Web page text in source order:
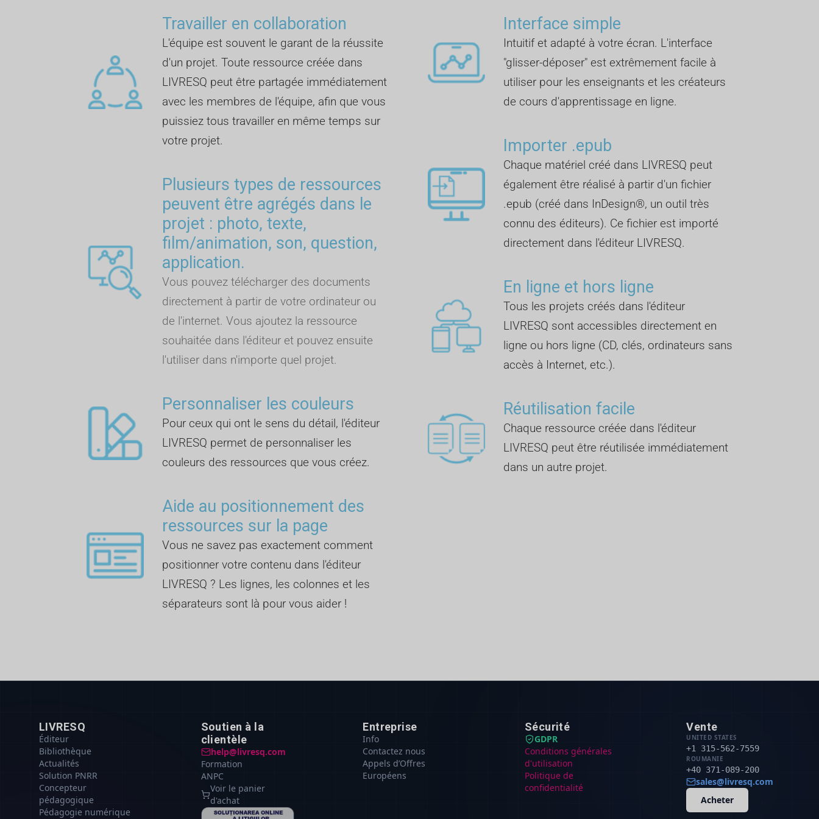
Travailler en collaboration
L'équipe est souvent le garant de la réussite
d'un projet. Toute ressource créée dans
LIVRESQ peut être partagée immédiatement
avec les membres de l'équipe, afin que vous
puissiez tous travailler en même temps sur
votre projet.
Plusieurs types de ressources
peuvent être agrégés dans le
projet : photo, texte,
film/animation, son, question,
application.
Vous pouvez télécharger des documents
directement à partir de votre ordinateur ou
de l'internet. Vous ajoutez la ressource
souhaitée dans l'éditeur et pouvez ensuite
l'utiliser dans n'importe quel projet.
Personnaliser les couleurs
Pour ceux qui ont le sens du détail, l'éditeur
LIVRESQ permet de personnaliser les
couleurs des ressources que vous créez.
Aide au positionnement des
ressources sur la page
Vous ne savez pas exactement comment
positionner votre contenu dans l'éditeur
LIVRESQ ? Les lignes, les colonnes et les
séparateurs sont là pour vous aider !
Interface simple
Intuitif et adapté à votre écran. L'interface
"glisser-déposer" est extrêmement facile à
utiliser pour les enseignants et les créateurs
de cours d'apprentissage en ligne.
Importer .epub
Chaque matériel créé dans LIVRESQ peut
également être réalisé à partir d'un fichier
.epub (créé dans InDesign®, un outil très
connu des éditeurs). Ce fichier est importé
directement dans l'éditeur LIVRESQ.
En ligne et hors ligne
Tous les projets créés dans l'éditeur
LIVRESQ sont accessibles directement en
ligne ou hors ligne (CD, clés, ordinateurs sans
accès à Internet, etc.).
Réutilisation facile
Chaque ressource créée dans l'éditeur
LIVRESQ peut être réutilisée immédiatement
dans un autre projet.
LIVRESQ
Éditeur
Bibliothèque
Actualités
Solution PNRR
Concepteur
pédagogique
Pédagogie numérique
Soutien à la
clientèle
help@livresq.com
Formation
ANPC
Voir le panier
d'achat
Entreprise
Info
Contactez nous
Appels d’Offres
Européens
Sécurité
GDPR
Conditions générales
d'utilisation
Politique de
confidentialité
Vente
UNITED STATES
+1 315-562-7559
ROUMANIE
+40 371-089-200
sales@livresq.com
Acheter